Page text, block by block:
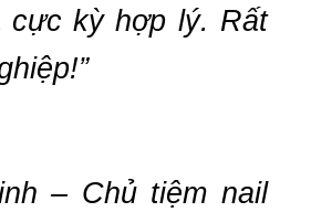
cực kỳ hợp lý. Rất
– Chủ tiệm nail